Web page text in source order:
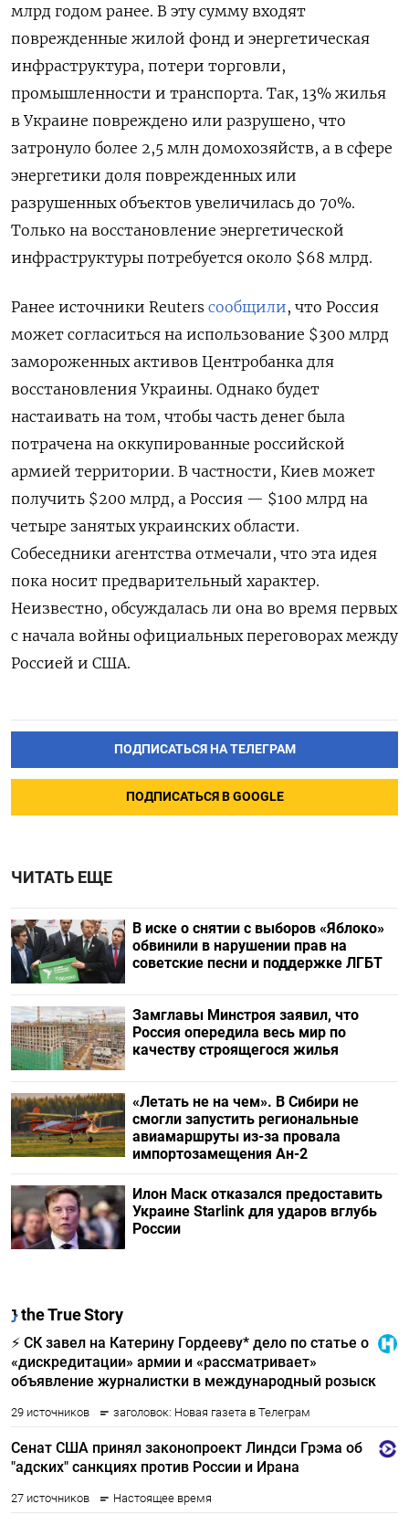
млрд годом ранее. В эту сумму входят
поврежденные жилой фонд и энергетическая
инфраструктура, потери торговли,
промышленности и транспорта. Так, 13% жилья
в Украине повреждено или разрушено, что
затронуло более 2,5 млн домохозяйств, а в сфере
энергетики доля поврежденных или
разрушенных объектов увеличилась до 70%.
Только на восстановление энергетической
инфраструктуры потребуется около $68 млрд.
Ранее источники Reuters сообщили, что Россия
может согласиться на использование $300 млрд
замороженных активов Центробанка для
восстановления Украины. Однако будет
настаивать на том, чтобы часть денег была
потрачена на оккупированные российской
армией территории. В частности, Киев может
получить $200 млрд, а Россия — $100 млрд на
четыре занятых украинских области.
Собеседники агентства отмечали, что эта идея
пока носит предварительный характер.
Неизвестно, обсуждалась ли она во время первых
с начала войны официальных переговорах между
Россией и США.
ПОДПИСАТЬСЯ НА ТЕЛЕГРАМ
ПОДПИСАТЬСЯ В GOOGLE
ЧИТАТЬ ЕЩЕ
В иске о снятии с выборов «Яблоко»
обвинили в нарушении прав на
советские песни и поддержке ЛГБТ
Замглавы Минстроя заявил, что
Россия опередила весь мир по
качеству строящегося жилья
«Летать не на чем». В Сибири не
смогли запустить региональные
авиамаршруты из-за провала
импортозамещения Ан-2
Илон Маск отказался предоставить
Украине Starlink для ударов вглубь
России